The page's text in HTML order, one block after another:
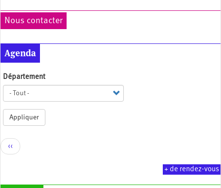
Nous contacter
Agenda
Département
Appliquer
Pagination
Page
précédente
‹‹
+ de rendez-vous